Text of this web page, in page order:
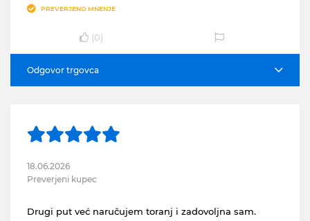
PREVERJENO MNENJE
(0)
Odgovor trgovca
18.06.2026
Preverjeni kupec
Drugi put već naručujem toranj i zadovoljna sam.